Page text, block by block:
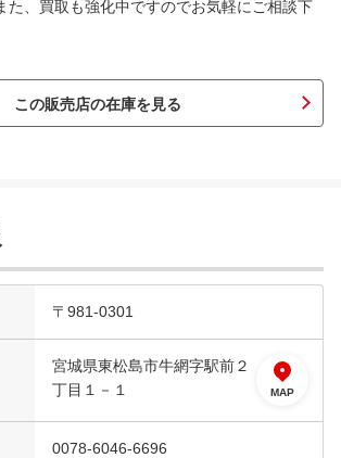
た、買取も強化中ですのでお気軽にご相談下
この販売店の在庫を見る
〒981-0301
宮城県東松島市牛網字駅前２
丁目１－１
MAP
0078-6046-6696